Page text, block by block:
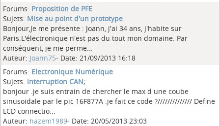
Forums: Proposition de PFE
Sujets: Mise au point d'un prototype
Bonjour,Je me présente : Joann, j'ai 34 ans, j'habite sur
Paris.L'électronique n'est pas du tout mon domaine. Par
conséquent, je me perme...
Auteur: Joann75- Date: 21/09/2013 16:18
Forums: Electronique Numérique
Sujets: interruption CAN;
bonjour .je suis entrain de chercher le max d une coube
sinusoidale par le pic 16F877A .je fait ce code ?////////////// Define
LCD connectio...
Auteur: hazem1989- Date: 20/05/2013 23:03